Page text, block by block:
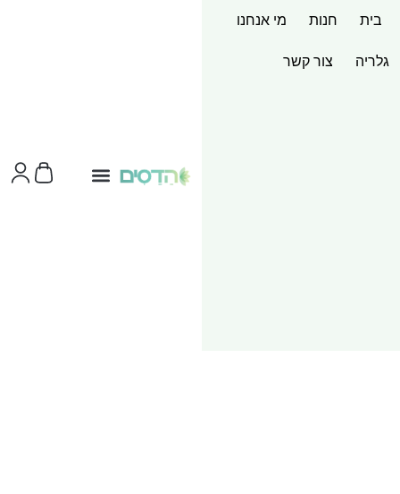
בית חנות מי אנחנו
גלריה צור קשר